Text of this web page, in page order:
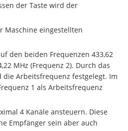
der Taste wird der
Maschine eingestellten
den beiden Frequenzen 433,62
MHz (Frequenz 2). Durch das
die Arbeitsfrequenz festgelegt. Im
1 als Arbeitsfrequenz
4 Kanäle ansteuern. Diese
Empfänger sein aber auch